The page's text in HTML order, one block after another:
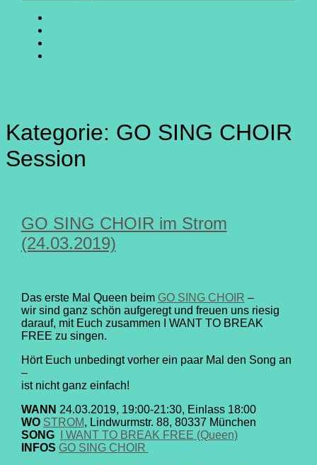
Kategorie: GO SING CHOIR
Session
GO SING CHOIR im Strom
(24.03.2019)
Das erste Mal Queen beim GO SING CHOIR –
wir sind ganz schön aufgeregt und freuen uns riesig
darauf, mit Euch zusammen I WANT TO BREAK
FREE zu singen.
Hört Euch unbedingt vorher ein paar Mal den Song an
–
ist nicht ganz einfach!
WANN 24.03.2019, 19:00-21:30, Einlass 18:00
WO STROM, Lindwurmstr. 88, 80337 München
SONG
I WANT TO BREAK FREE (Queen)
INFOS GO SING CHOIR